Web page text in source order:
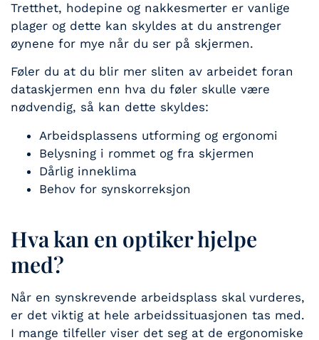
Tretthet, hodepine og nakkesmerter er vanlige
plager og dette kan skyldes at du anstrenger
øynene for mye når du ser på skjermen.
Føler du at du blir mer sliten av arbeidet foran
dataskjermen enn hva du føler skulle være
nødvendig, så kan dette skyldes:
Arbeidsplassens utforming og ergonomi
Belysning i rommet og fra skjermen
Dårlig inneklima
Behov for synskorreksjon
Hva kan en optiker hjelpe
med?
Når en synskrevende arbeidsplass skal vurderes,
er det viktig at hele arbeidssituasjonen tas med.
I mange tilfeller viser det seg at de ergonomiske